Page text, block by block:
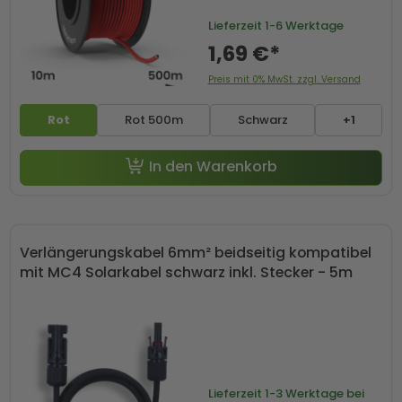
Rot Rot 500m Schwarz +1
Lieferzeit 1-6 Werktage
1,69 €*
Preis mit 0% MwSt. zzgl. Versand
In den Warenkorb
Verlängerungskabel 6mm² beidseitig kompatibel
mit MC4 Solarkabel schwarz inkl. Stecker - 5m
Lieferzeit 1-3 Werktage bei